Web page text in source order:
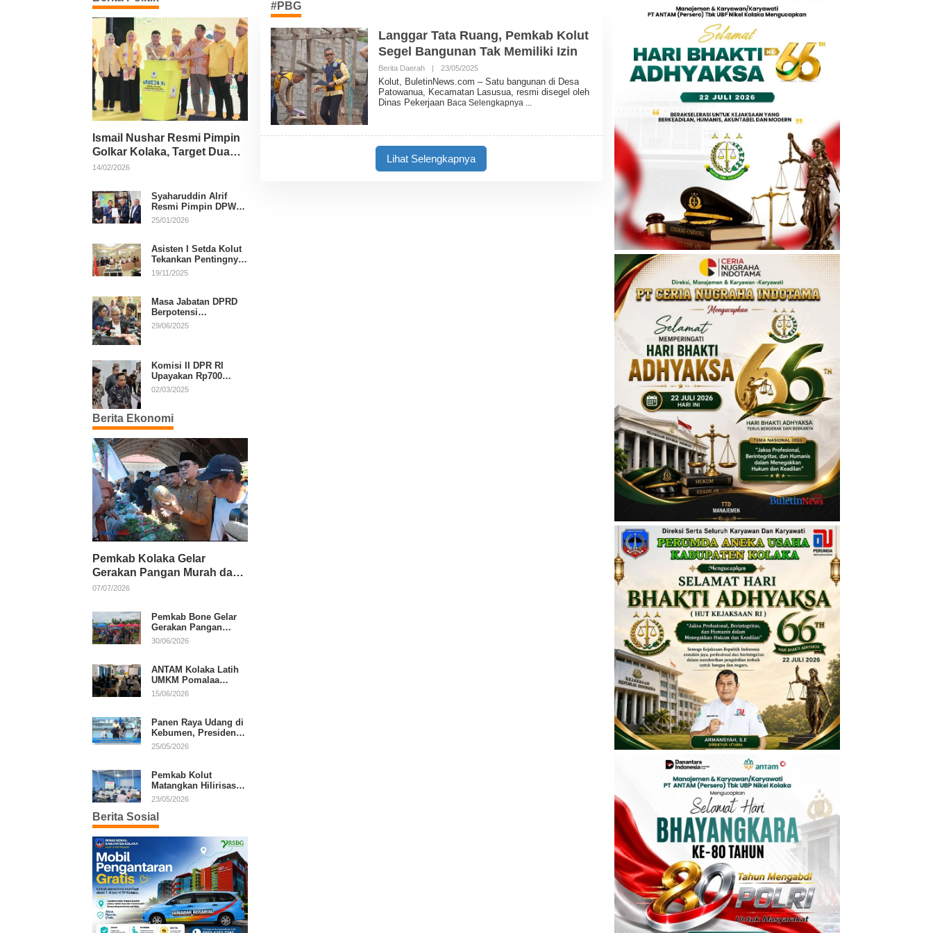
Ismail Nushar Resmi Pimpin
Golkar Kolaka, Target Dua
Kursi per Dapil
14/02/2026
Syaharuddin Alrif
Resmi Pimpin DPW
NasDem Sulsel
25/01/2026
Asisten I Setda Kolut
Tekankan Pentingnya
Pendidikan Politik
19/11/2025
Masa Jabatan DPRD
Berpotensi
Diperpanjang, Aria
29/06/2025
Komisi II DPR RI
Upayakan Rp700
Miliar dari APBN
Putusan MK
02/03/2025
Berita Ekonomi
Pemkab Kolaka Gelar
Gerakan Pangan Murah dan
Salurkan Pupuk Organik
07/07/2026
Pemkab Bone Gelar
Gerakan Pangan
Murah, Warga Serbu
30/06/2026
ANTAM Kolaka Latih
UMKM Pomalaa
Kembangkan Produk
15/06/2026
Panen Raya Udang di
Kebumen, Presiden
Prabowo Tekankan
25/05/2026
Pemkab Kolut
Matangkan Hilirisasi
Kakao dan Kelapa,
Daerah
23/05/2026
Berita Sosial
#PBG
Langgar Tata Ruang, Pemkab Kolut
Segel Bangunan Tak Memiliki Izin
Berita Daerah | 23/05/2025O
E
H
B
E
T
Kolut, BuletinNews.com – Satu bangunan di Desa
Patowanua, Kecamatan Lasusua, resmi disegel oleh
Dinas Pekerjaan Baca Selengkapnya
Lihat Selengkapnya